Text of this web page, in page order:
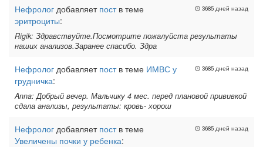
3685 дней назад
Нефролог добавляет поств теме
эритроциты:
Rigik: Здравствуйте.Посмотрите пожалуйста результаты
наших анализов.Заранее спасибо. Здра
3685 дней назад
Нефролог добавляет поств теме ИМВС у
грудничка:
Anna: Добрый вечер. Мальчику 4 мес. перед плановой прививкой
сдала анализы, результаты: кровь- хорош
3685 дней назад
Нефролог добавляет поств теме
Увеличены почки у ребенка: